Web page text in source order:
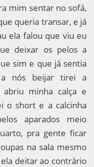
mim sentar no sofá,
queria transar, e já
ela falou que viu eu
deixar os pelos a
sim e que já sentia
a nós beijar tirei a
minha calça e
o short e a calcinha
aparados meio
pra gente ficar
na sala mesmo
deitar ao contrário